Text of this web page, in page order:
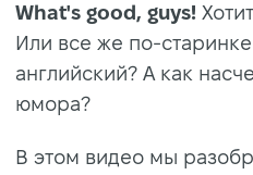
What's good, guys!
Или все же по-
английский? А как
юмора?
В этом видео мы